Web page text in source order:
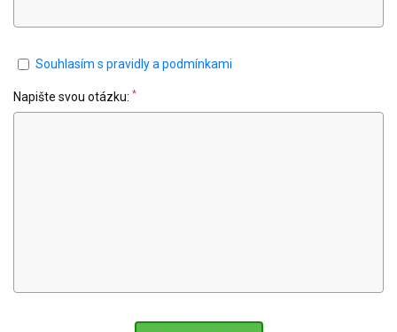
Souhlasím s pravidly a podmínkami
Napište svou otázku: *